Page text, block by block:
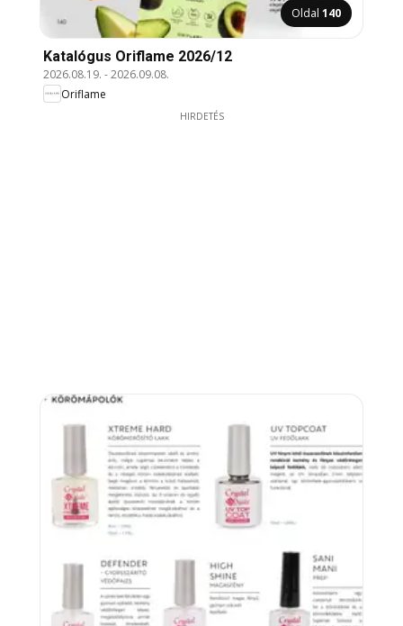
Oldal 140
Katalógus Oriflame 2026/12
2026.08.19. -2026.09.08.
Oriflame
HIRDETÉS